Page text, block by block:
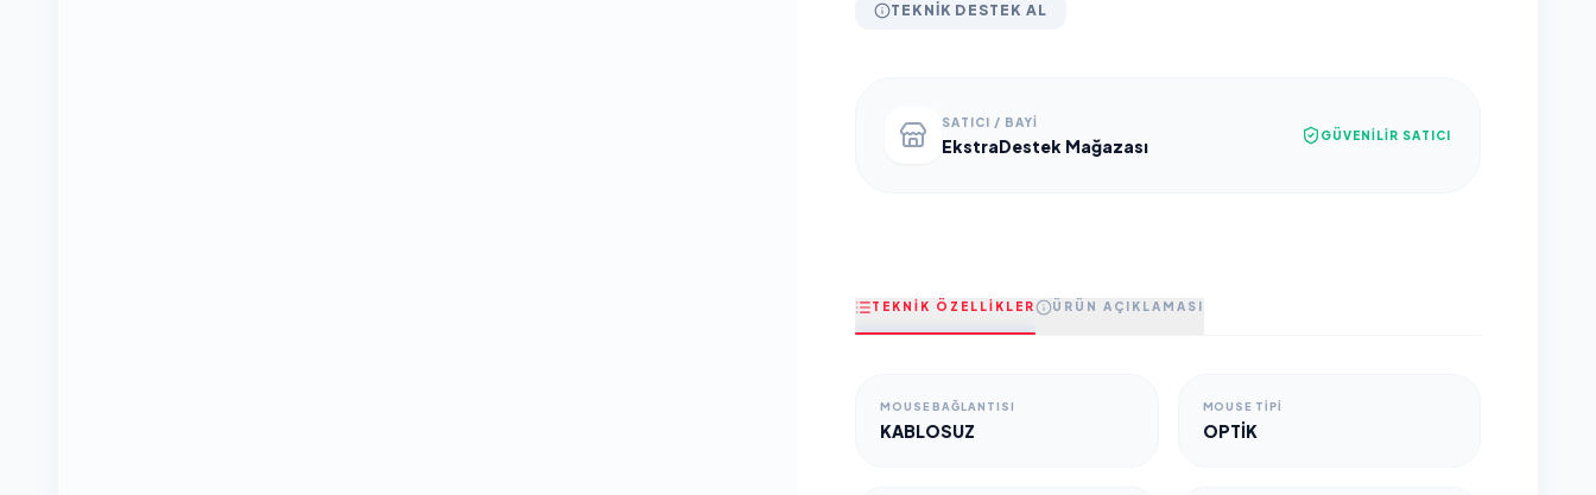
TEKNIK DESTEK AL
SATICI / BAYI
EkstraDestek Mağazası GÜVENILIR SATICI
TEKNİK ÖZELLİKLER ÜRÜN AÇIKLAMASI
MOUSE BAĞLANTISI
KABLOSUZ
MOUSE TIPI
OPTIK